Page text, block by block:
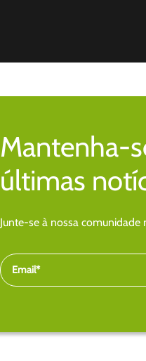
Mantenha-
últimas
Junte-se à nossa comunidade